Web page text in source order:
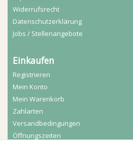
Widerrufs­recht
Daten­schutz­erklärung
Jobs / Stellenangebote
Einkaufen
Registrieren
Mein Konto
Mein Warenkorb
Zahlarten
Versandbedingungen
Öffnungszeiten